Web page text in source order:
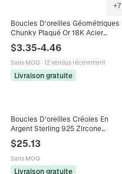
+7
Boucles D'oreilles Géométriques
Chunky Plaqué Or 18K Acier
Inoxydable 316L Triangle Creux
Coquillage Coeur Bijoux Femme
$3.35-4.46
Sans MOQ · 12 vendus récemment
Livraison gratuite
Boucles D'oreilles Créoles En
Argent Sterling 925 Zircone
Cubique Triangulaire Géométrique
Bijoux Minimalistes Pour Femmes
$25.13
Sans MOQ
Livraison gratuite